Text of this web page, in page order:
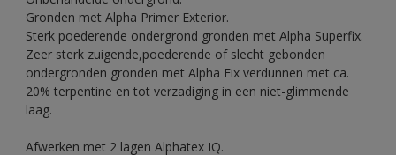
Gronden met Alpha Primer Exterior.
Sterk poederende ondergrond gronden met Alpha Superfix.
Zeer sterk zuigende,poederende of slecht gebonden
ondergronden gronden met Alpha Fix verdunnen met ca.
20% terpentine en tot verzadiging in een niet-glimmende
laag.
Afwerken met 2 lagen Alphatex IQ.